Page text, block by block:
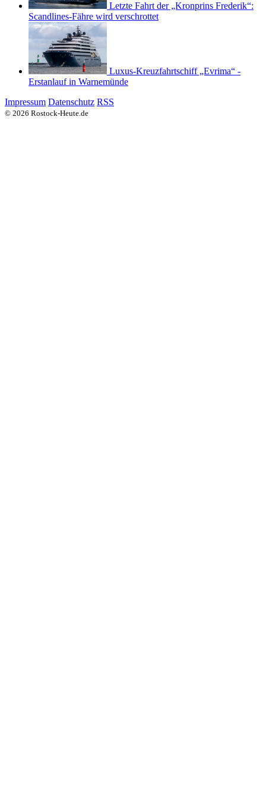
Letzte Fahrt der „Kronprins Frederik“:
Scandlines-Fähre wird verschrottet
Luxus-Kreuzfahrtschiff „Evrima“ -
Erstanlauf in Warnemünde
Impressum Datenschutz RSS
© 2026 Rostock-Heute.de